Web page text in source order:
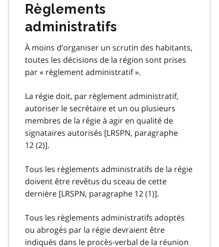
Règlements
administratifs
À moins d’organiser un scrutin des habitants,
toutes les décisions de la région sont prises
par « règlement administratif ».
La régie doit, par règlement administratif,
autoriser le secrétaire et un ou plusieurs
membres de la régie à agir en qualité de
signataires autorisés [LRSPN, paragraphe
12 (2)].
Tous les règlements administratifs de la régie
doivent être revêtus du sceau de cette
dernière [LRSPN, paragraphe 12 (1)].
Tous les règlements administratifs adoptés
ou abrogés par la régie devraient être
indiqués dans le procès-verbal de la réunion